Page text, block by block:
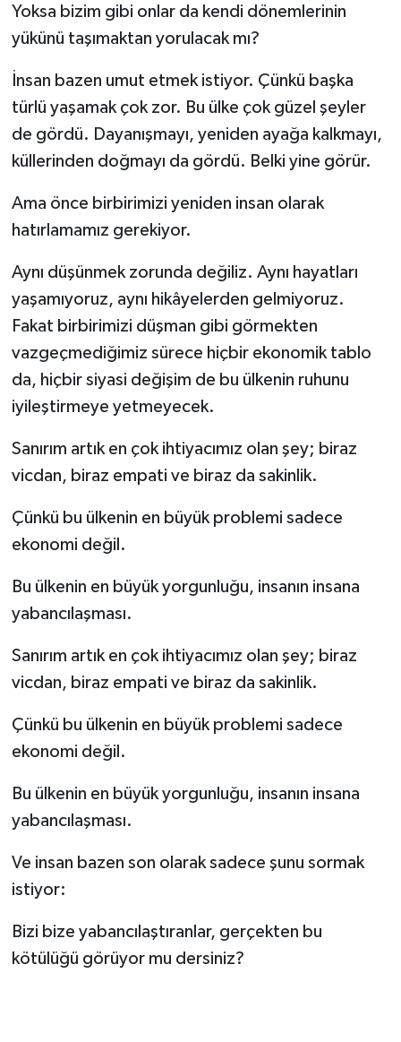
Yoksa bizim gibi onlar da kendi dönemlerinin
yükünü taşımaktan yorulacak mı?
İnsan bazen umut etmek istiyor. Çünkü başka
türlü yaşamak çok zor. Bu ülke çok güzel şeyler
de gördü. Dayanışmayı, yeniden ayağa kalkmayı,
küllerinden doğmayı da gördü. Belki yine görür.
Ama önce birbirimizi yeniden insan olarak
hatırlamamız gerekiyor.
Aynı düşünmek zorunda değiliz. Aynı hayatları
yaşamıyoruz, aynı hikâyelerden gelmiyoruz.
Fakat birbirimizi düşman gibi görmekten
vazgeçmediğimiz sürece hiçbir ekonomik tablo
da, hiçbir siyasi değişim de bu ülkenin ruhunu
iyileştirmeye yetmeyecek.
Sanırım artık en çok ihtiyacımız olan şey; biraz
vicdan, biraz empati ve biraz da sakinlik.
Çünkü bu ülkenin en büyük problemi sadece
ekonomi değil.
Bu ülkenin en büyük yorgunluğu, insanın insana
yabancılaşması.
Sanırım artık en çok ihtiyacımız olan şey; biraz
vicdan, biraz empati ve biraz da sakinlik.
Çünkü bu ülkenin en büyük problemi sadece
ekonomi değil.
Bu ülkenin en büyük yorgunluğu, insanın insana
yabancılaşması.
Ve insan bazen son olarak sadece şunu sormak
istiyor:
Bizi bize yabancılaştıranlar, gerçekten bu
kötülüğü görüyor mu dersiniz?